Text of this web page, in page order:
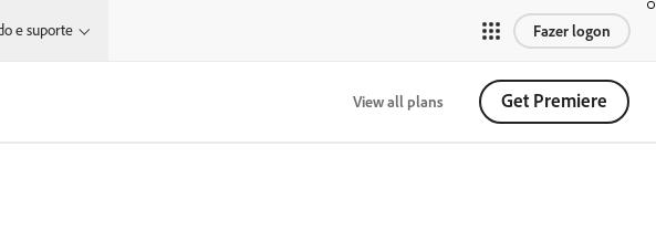
e suporte Fazer logon
View all plans Get Premiere